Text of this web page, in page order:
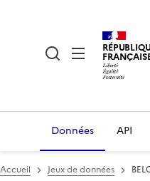
Données API
Accueil Jeux de données